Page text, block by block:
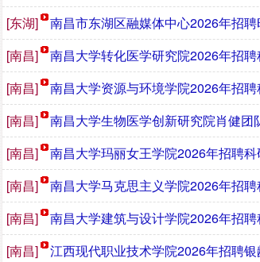
[东湖] 南昌市东湖区融媒体中心2026年招
[南昌] 南昌大学转化医学研究院2026年招
[南昌] 南昌大学资源与环境学院2026年招
[南昌] 南昌大学生物医学创新研究院肖健团
[南昌] 南昌大学玛丽女王学院2026年招聘
[南昌] 南昌大学马克思主义学院2026年招
[南昌] 南昌大学建筑与设计学院2026年招
[南昌] 江西现代职业技术学院2026年招聘